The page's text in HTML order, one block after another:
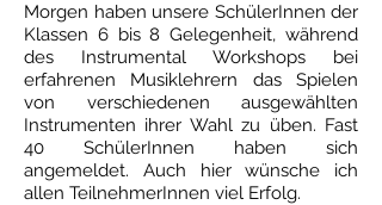
Morgen haben unsere SchülerInnen der
Klassen 6 bis 8 Gelegenheit, während
des Instrumental Workshops bei
erfahrenen Musiklehrern das Spielen
von verschiedenen ausgewählten
Instrumenten ihrer Wahl zu üben. Fast
40 SchülerInnen haben sich
angemeldet. Auch hier wünsche ich
allen TeilnehmerInnen viel Erfolg.